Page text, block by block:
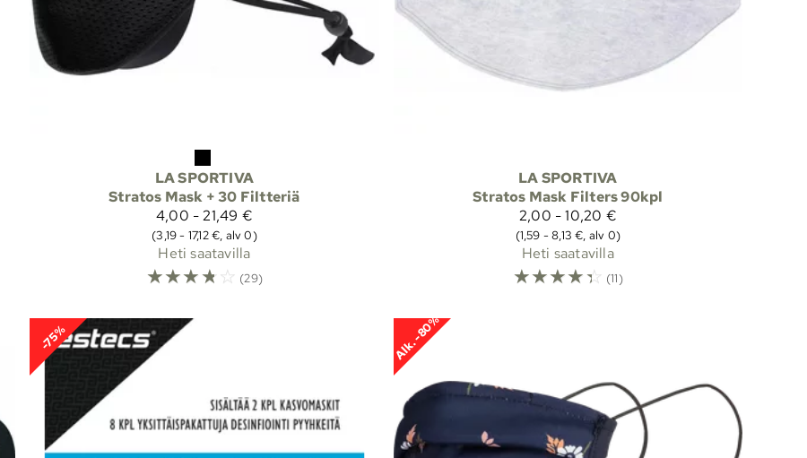
LA SPORTIVA
Stratos Mask + 30 Filtteriä
4,00 - 21,49 €
(3,19 - 17,12 €, alv 0)
Heti saatavilla
☆☆☆☆ ☆ (29)
LA SPORTIVA
Stratos Mask Filters 90kpl
2,00 - 10,20 €
(1,59 - 8,13 €, alv 0)
Heti saatavilla
☆☆☆☆☆ (11)
-75% Alk. -80%